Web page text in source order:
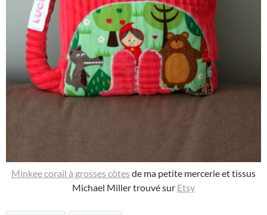
Minkee corail à grosses côtes de ma petite mercerie et tissus
Michael Miller trouvé sur Etsy